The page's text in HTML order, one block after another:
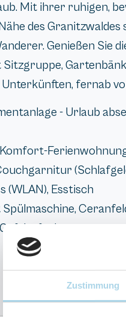
Zustimmung
Mit ihrer ruhigen,
des
Genießen Sie
Sitzgruppe,
fernab
- Urlaub
Ferienwohnung
(WLAN), Esstisch